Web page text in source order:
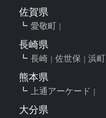
佐賀県
愛敬町
長崎県
長崎 佐世保 浜町
熊本県
上通アーケード
大分県